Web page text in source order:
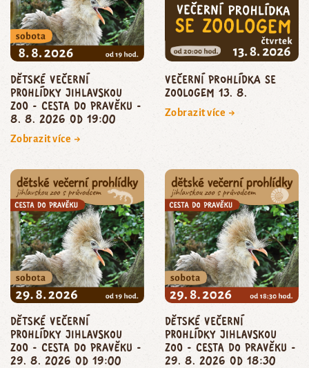
dětské večerní
prohlídky jihlavskou
zoo - CESTA DO PRAVĚKU -
8. 8. 2026 od 19:00
Zobrazit více →
Večerní prohlídka se
zoologem 13. 8.
Zobrazit více →
dětské večerní
prohlídky jihlavskou
zoo - CESTA DO PRAVĚKU -
29. 8. 2026 od 19:00
dětské večerní
prohlídky jihlavskou
zoo - CESTA DO PRAVĚKU -
29. 8. 2026 od 18:30